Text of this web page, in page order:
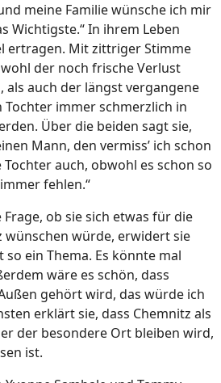
meine Familie wünsche ich mir
Wichtigste.“ In ihrem Leben
ertragen. Mit zittriger Stimme
der noch frische Verlust
als auch der längst vergangene
immer schmerzlich in
Über die beiden sagt sie,
Mann, den vermiss’ ich schon
Tochter auch, obwohl es schon so
fehlen.“
ob sie sich etwas für die
wünschen würde, erwidert sie
so ein Thema. Es könnte mal
wäre es schön, dass
gehört wird, das würde ich
erklärt sie, dass Chemnitz als
der besondere Ort bleiben wird,
ist.